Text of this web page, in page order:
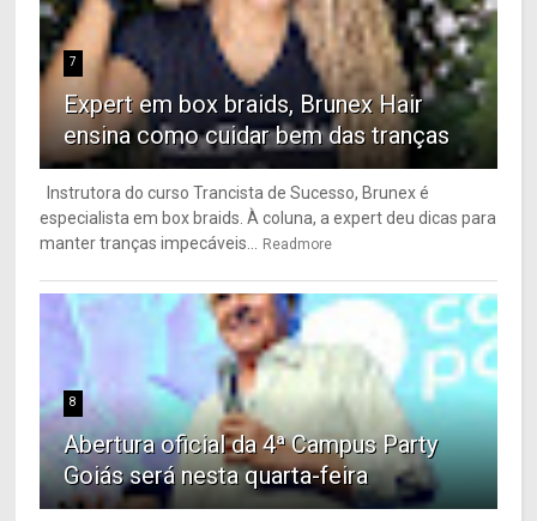
7
Expert em box braids, Brunex Hair
ensina como cuidar bem das tranças
Instrutora do curso Trancista de Sucesso, Brunex é
especialista em box braids. À coluna, a expert deu dicas para
manter tranças impecáveis...
Readmore
8
Abertura oficial da 4ª Campus Party
Goiás será nesta quarta-feira